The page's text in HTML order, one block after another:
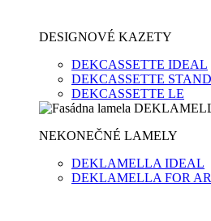
DESIGNOVÉ KAZETY
DEKCASSETTE IDEAL
DEKCASSETTE
DEKCASSETTE LE
NEKONEČNÉ LAMELY
DEKLAMELLA IDEAL
DEKLAMELLA FOR